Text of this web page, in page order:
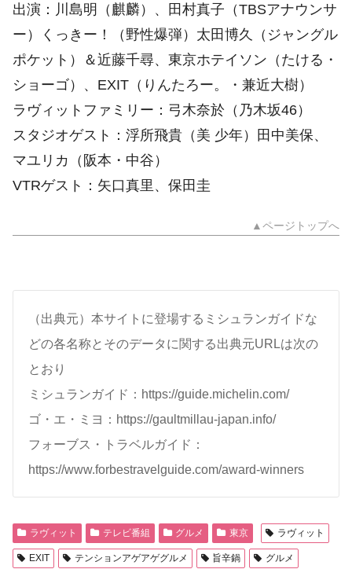
出演：川島明（麒麟）、田村真子（TBSアナウンサ
ー）くっきー！（野性爆弾）太田博久（ジャングル
ポケット）＆近藤千尋、東京ホテイソン（たける・
ショーゴ）、EXIT（りんたろー。・兼近大樹）
ラヴィットファミリー：弓木奈於（乃木坂46）
スタジオゲスト：浮所飛貴（美 少年）田中美保、
マユリカ（阪本・中谷）
VTRゲスト：矢口真里、保田圭
▲ページトップへ
（出典元）本サイトに登場するミシュランガイドな
どの各名称とそのデータに関する出典元URLは次の
とおり
ミシュランガイド：https://guide.michelin.com/
ゴ・エ・ミヨ：https://gaultmillau-japan.info/
フォーブス・トラベルガイド：
https://www.forbestravelguide.com/award-winners
ラヴィット テレビ番組 グルメ 東京 ラヴィット
EXIT テンションアゲアゲグルメ 旨辛鍋 グルメ